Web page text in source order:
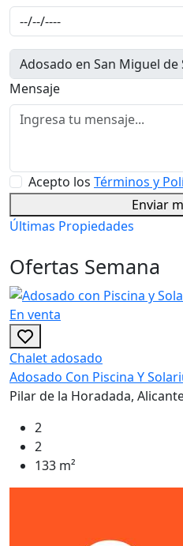
Mensaje
Acepto los Términos y
Enviar
Últimas Propiedades
Ofertas Semana
En venta
Chalet adosado
Adosado Con Piscina Y
Pilar de la Horadada,
2
2
133 m²